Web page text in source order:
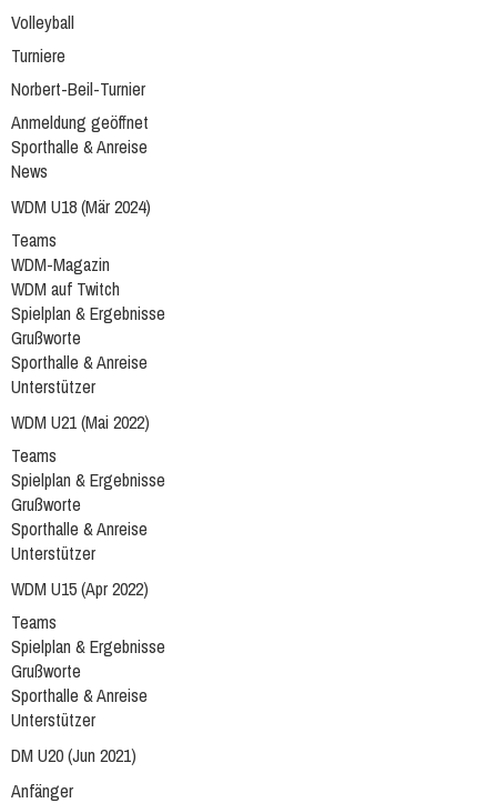
Volleyball
Turniere
Norbert-Beil-Turnier
Anmeldung geöffnet
Sporthalle & Anreise
News
WDM U18 (Mär 2024)
Teams
WDM-Magazin
WDM auf Twitch
Spielplan & Ergebnisse
Grußworte
Sporthalle & Anreise
Unterstützer
WDM U21 (Mai 2022)
Teams
Spielplan & Ergebnisse
Grußworte
Sporthalle & Anreise
Unterstützer
WDM U15 (Apr 2022)
Teams
Spielplan & Ergebnisse
Grußworte
Sporthalle & Anreise
Unterstützer
DM U20 (Jun 2021)
Anfänger